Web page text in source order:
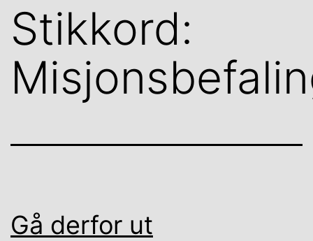
Stikkord:
Gå derfor ut